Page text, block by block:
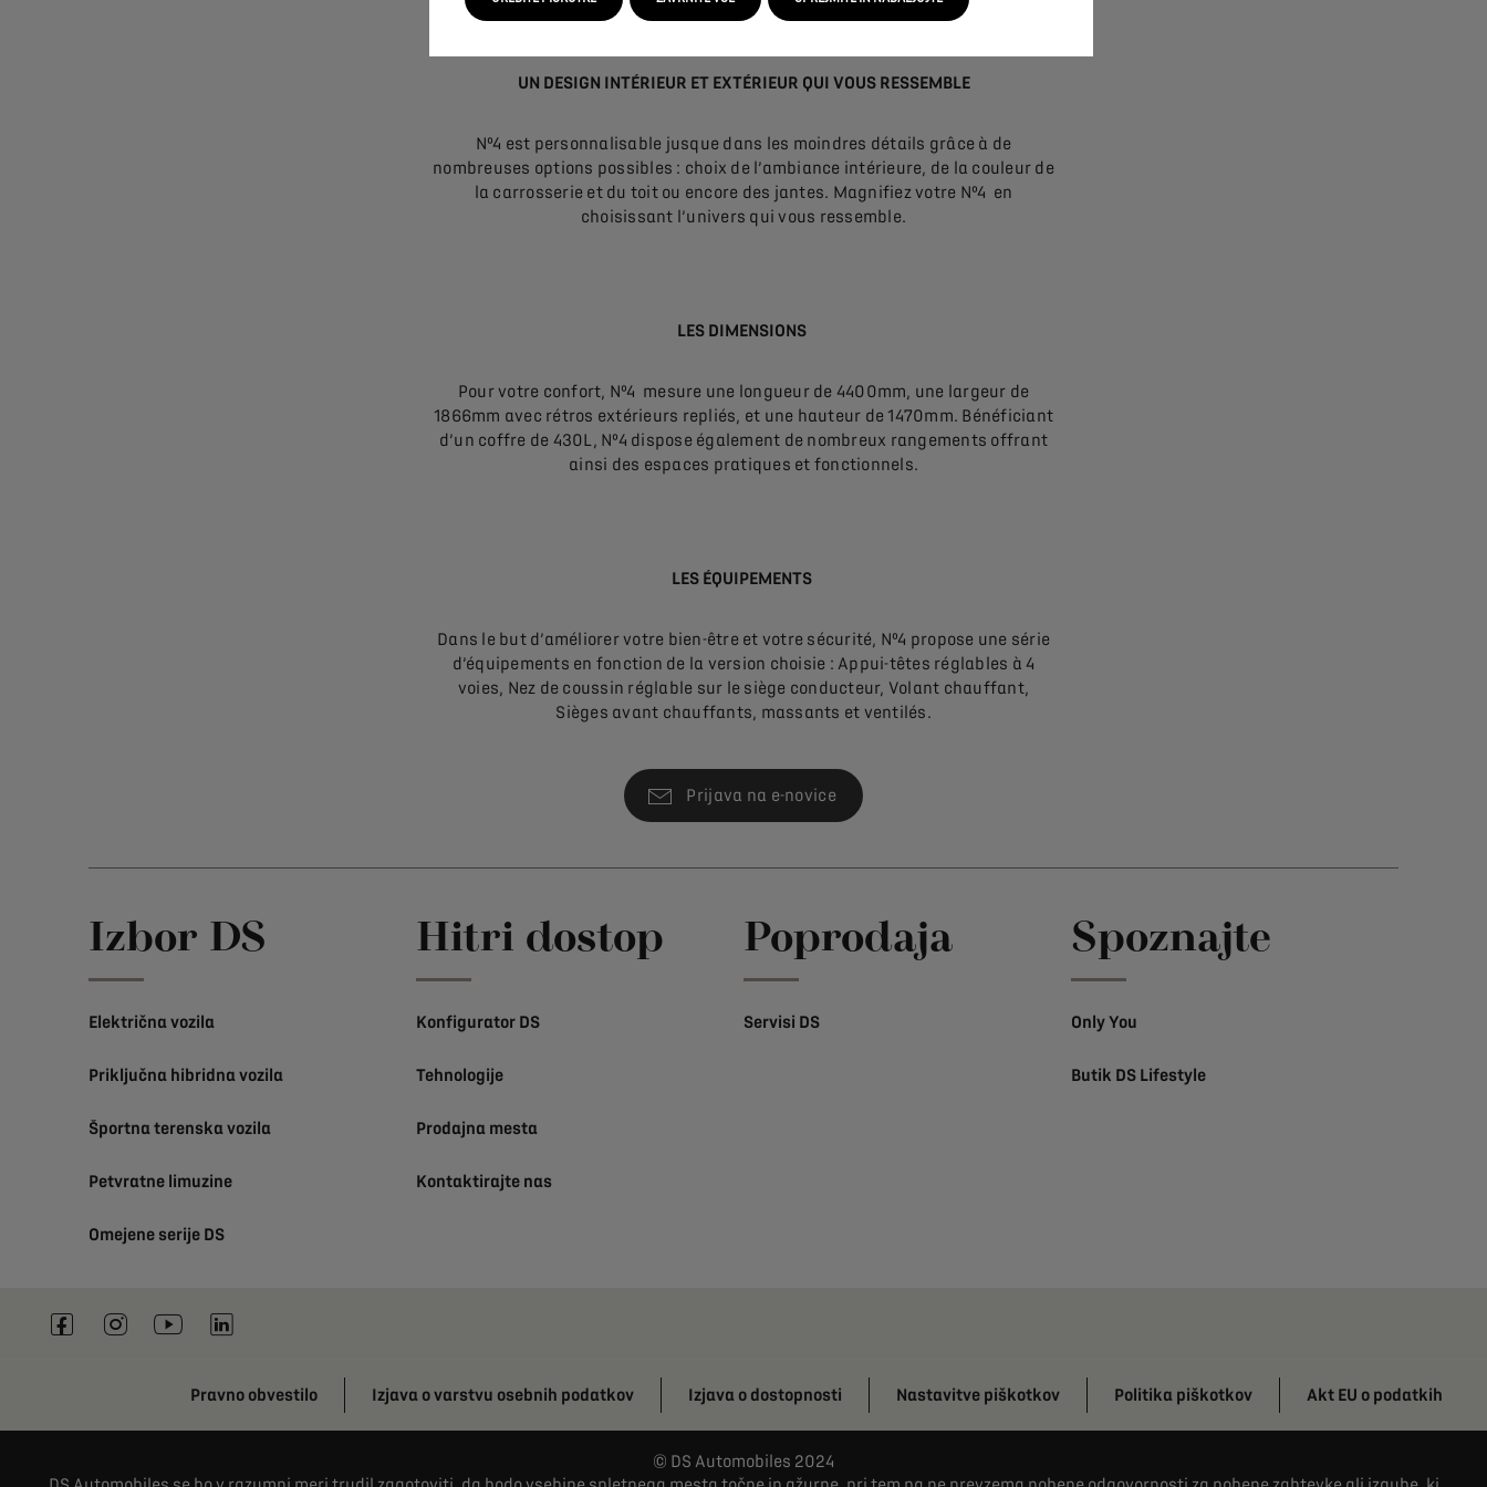
UN DESIGN INTÉRIEUR ET EXTÉRIEUR QUI VOUS RESSEMBLE
Nº4 est personnalisable jusque dans les moindres détails grâce à de
nombreuses options possibles : choix de l’ambiance intérieure, de la couleur de
la carrosserie et du toit ou encore des jantes. Magnifiez votre Nº4 en
choisissant l’univers qui vous ressemble.
LES DIMENSIONS
Pour votre confort, Nº4 mesure une longueur de 4400mm, une largeur de
1866mm avec rétros extérieurs repliés, et une hauteur de 1470mm. Bénéficiant
d’un coffre de 430L, Nº4 dispose également de nombreux rangements offrant
ainsi des espaces pratiques et fonctionnels.
LES ÉQUIPEMENTS
Dans le but d’améliorer votre bien-être et votre sécurité, Nº4 propose une série
d’équipements en fonction de la version choisie : Appui-têtes réglables à 4
voies, Nez de coussin réglable sur le siège conducteur, Volant chauffant,
Sièges avant chauffants, massants et ventilés.
Prijava na e-novice
Izbor DS
Električna vozila
Priključna hibridna vozila
Športna terenska vozila
Petvratne limuzine
Omejene serije DS
Hitri dostop
Konfigurator DS
Tehnologije
Prodajna mesta
Kontaktirajte nas
Poprodaja
Servisi DS
Spoznajte
Only You
Butik DS Lifestyle
Pravno obvestilo Izjava o varstvu osebnih podatkov Izjava o dostopnosti Nastavitve piškotkov Politika piškotkov Akt EU o podatkih
DS Automobiles 2024